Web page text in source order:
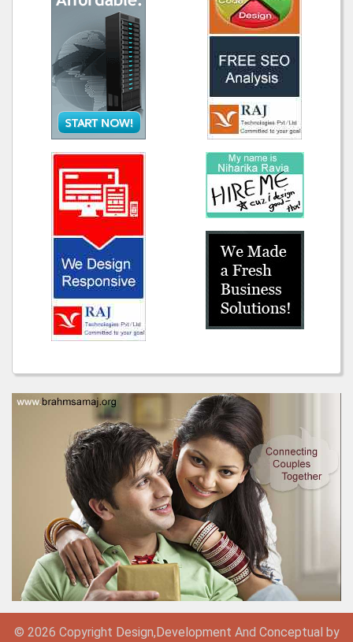
© 2026 Copyright Design, Development And Conceptual by